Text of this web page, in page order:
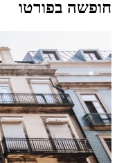
חופשה בפורטו